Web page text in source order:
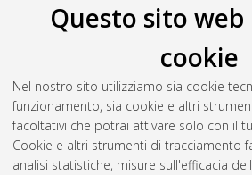
Questo sito
cookie
Nel nostro sito utilizziamo sia cookie
funzionamento, sia cookie e altri
facoltativi che potrai attivare solo con il
Cookie e altri strumenti di tracciamento
analisi statistiche, misure sull'efficacia
Zucchelli, Micaela Maria(2018)Does
making depend on who you are? The
, [Dissertation thesis], Alma
Università di Bologna. Dottorato di
international ph.D programme in
Ciclo. DOI 10.6092/unibo/
Questa lista e' stata generata il